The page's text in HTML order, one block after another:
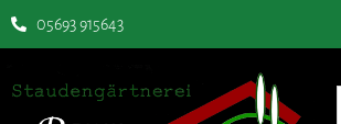
05693 915643